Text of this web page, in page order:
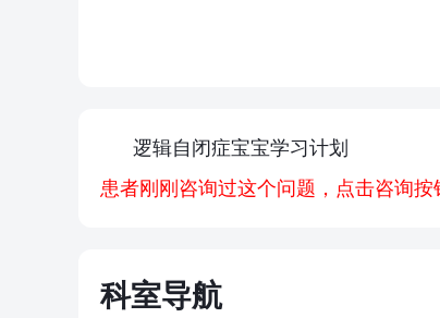
多动症 抽动症
逻辑自闭症宝宝学习计划
患者刚刚咨询过这个问题，点击咨询
科室导航